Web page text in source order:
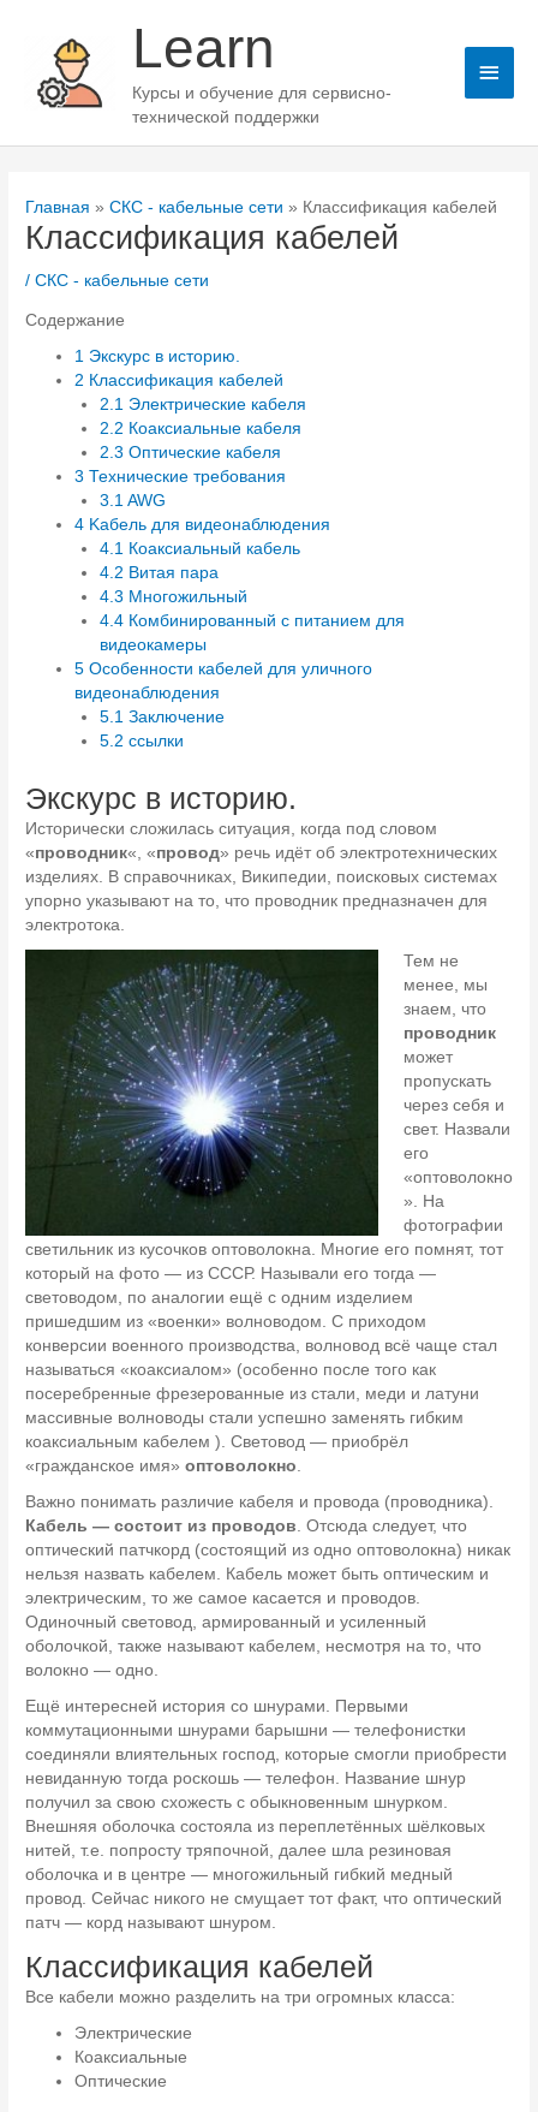
содержимому
Learn
Курсы и обучение для сервисно-
технической поддержки
Главная СКС - кабельные сети Классификация кабелей
Классификация кабелей
/СКС - кабельные сети
Содержание
1 Экскурс в историю.
2 Классификация кабелей
2.1Электрические кабеля
2.2 Коаксиальные кабеля
2.3 Оптические кабеля
3 Технические требования
3.1AWG
4 Kабель для видеонаблюдения
4.1Коаксиальный кабель
4.2 Витая пара
4.3 Многожильный
4.4Комбинированный с питанием для
видеокамеры
5 Особенности кабелей для уличного
видеонаблюдения
5.1Заключение
5.2 ссылки
Экскурс в историю.
Исторически сложилась ситуация, когда под словом
«проводник«, «провод» речь идёт об электротехнических
изделиях. В справочниках, Википедии, поисковых системах
упорно указывают на то, что проводник предназначен для
электротока.
Тем не
менее, мы
знаем, что
проводник
может
пропускать
через себя и
свет. Назвали
его
«оптоволокно
». На
фотографии
светильник из кусочков оптоволокна. Многие его помнят, тот
который на фото — из СССР. Называли его тогда —
световодом, по аналогии ещё с одним изделием
пришедшим из «военки» волноводом. С приходом
конверсии военного производства, волновод всё чаще стал
называться «коаксиалом» (особенно после того как
посеребренные фрезерованные из стали, меди и латуни
массивные волноводы стали успешно заменять гибким
коаксиальным кабелем ). Световод — приобрёл
«гражданское имя»оптоволокно
Важно понимать различие кабеля и провода (проводника).
Кабель — состоит из проводов . Отсюда следует, что
оптический патчкорд (состоящий из одно оптоволокна) никак
нельзя назвать кабелем. Кабель может быть оптическим и
электрическим, то же самое касается и проводов.
Одиночный световод, армированный и усиленный
оболочкой, также называют кабелем, несмотря на то, что
волокно — одно.
Ещё интересней история со шнурами. Первыми
коммутационными шнурами барышни — телефонистки
соединяли влиятельных господ, которые смогли приобрести
невиданную тогда роскошь — телефон. Название шнур
получил за свою схожесть с обыкновенным шнурком.
Внешняя оболочка состояла из переплетённых шёлковых
нитей, т.е. попросту тряпочной, далее шла резиновая
оболочка и в центре — многожильный гибкий медный
провод. Сейчас никого не смущает тот факт, что оптический
патч — корд называют шнуром.
Классификация кабелей
Все кабели можно разделить на три огромных класса:
Электрические
Коаксиальные
Оптические